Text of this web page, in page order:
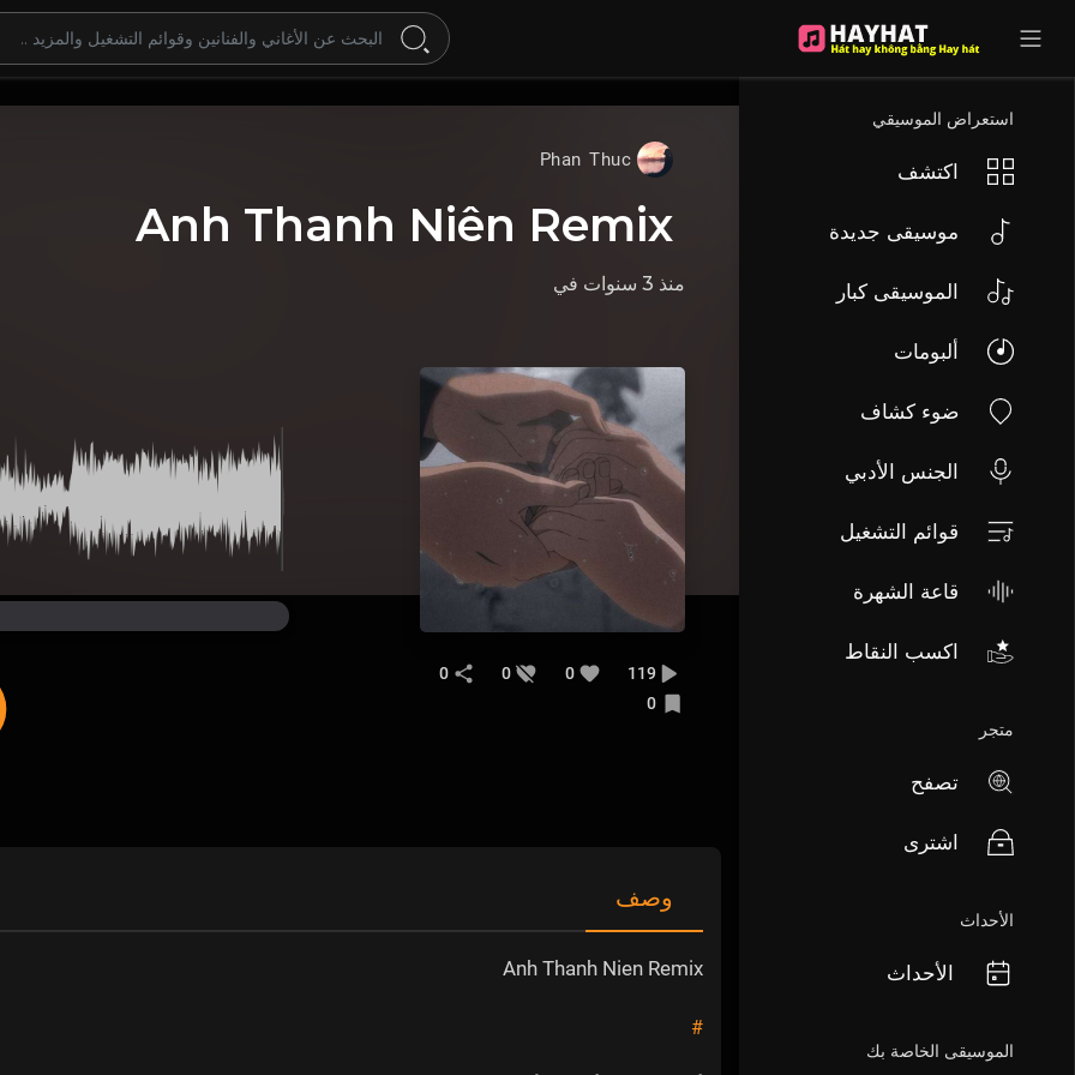
استعراض الموسيقي
اكتشف
موسيقى جديدة
الموسيقى كبار
ألبومات
ضوء كشاف
الجنس الأدبي
قوائم التشغيل
قاعة الشهرة
اكسب النقاط
متجر
تصفح
اشترى
الأحداث
الأحداث
الموسيقى الخاصة بك
Phan Thuc
Anh Thanh Niên Remix
منذ 3 سنوات في
119
0
0
0
0
وصف
Anh Thanh Nien Remix
#